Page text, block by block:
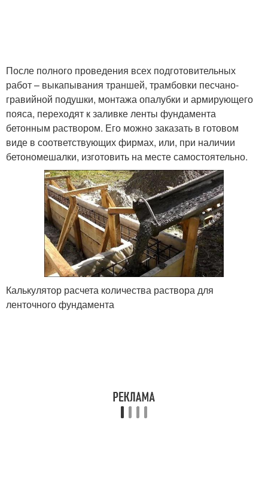
После полного проведения всех подготовительных
работ – выкапывания траншей, трамбовки песчано-
гравийной подушки, монтажа опалубки и армирующего
пояса, переходят к заливке ленты фундамента
бетонным раствором. Его можно заказать в готовом
виде в соответствующих фирмах, или, при наличии
бетономешалки, изготовить на месте самостоятельно.
Калькулятор расчета количества раствора для
ленточного фундамента